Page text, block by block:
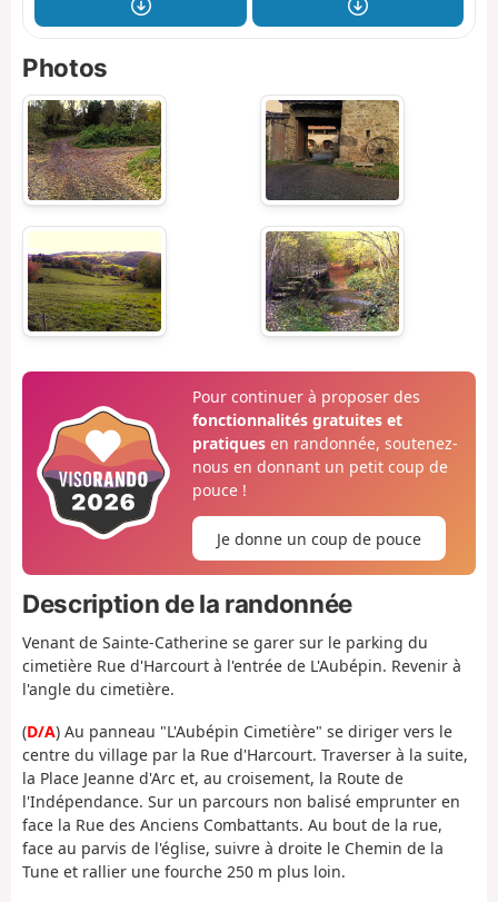
Photos
Pour continuer à proposer des
fonctionnalités gratuites et
pratiquesen randonnée, soutenez-
nous en donnant un petit coup de
pouce !
Je donne un coup de pouce
Description de la randonnée
Venant de Sainte-Catherine se garer sur le parking du
cimetière Rue d'Harcourt à l'entrée de L'Aubépin. Revenir à
l'angle du cimetière.
(D/A) Au panneau "L'Aubépin Cimetière" se diriger vers le
centre du village par la Rue d'Harcourt. Traverser à la suite,
la Place Jeanne d'Arc et, au croisement, la Route de
l'Indépendance. Sur un parcours non balisé emprunter en
face la Rue des Anciens Combattants. Au bout de la rue,
face au parvis de l'église, suivre à droite le Chemin de la
Tune et rallier une fourche 250 m plus loin.